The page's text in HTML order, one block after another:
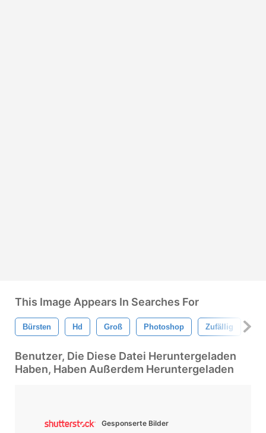
This Image Appears In Searches For
Bürsten Hd Groß Photoshop Zufällig
Benutzer, Die Diese Datei Heruntergeladen
Haben, Haben Außerdem Heruntergeladen
Gesponserte Bilder